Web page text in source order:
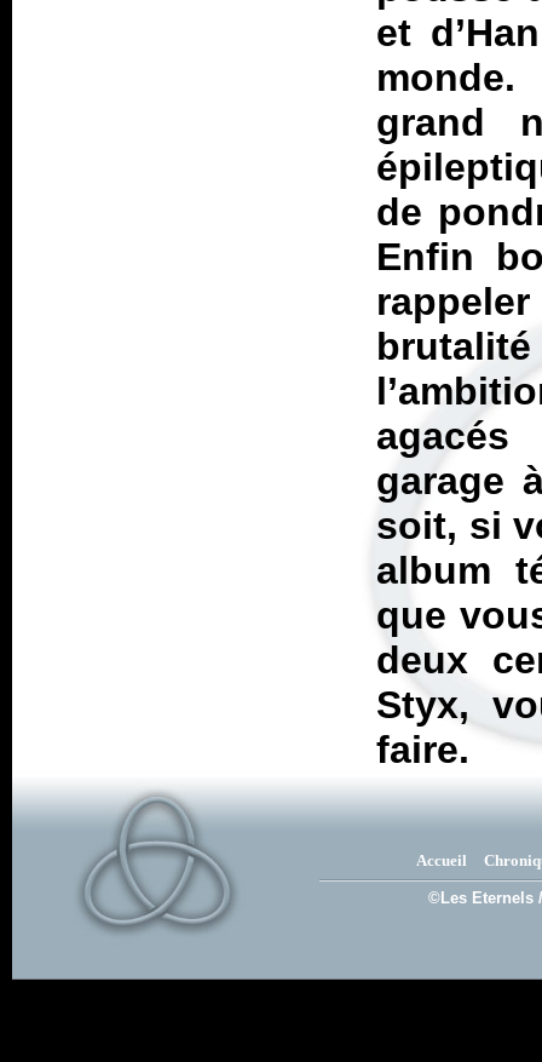
et
grand
de
Enfin
garage
soit, si
album
que
deux
Styx,
faire.
Accueil
©Les Eternels